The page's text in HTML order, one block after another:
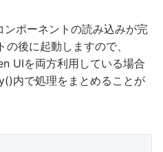
ポーネントの読み込みが完
後に起動しますので、
UIを両方利用している場合
内で処理をまとめることが